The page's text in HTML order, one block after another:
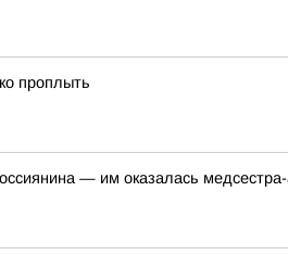
проплыть
— им оказалась